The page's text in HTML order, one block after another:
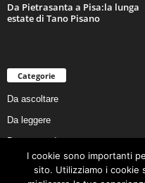
Da Pietrasanta a Pisa:la lunga
estate di Tano Pisano
Categorie
Da ascoltare
Da leggere
Da non perdere
Da conoscere
I cookie sono importanti
sito. Utilizziamo i cookie